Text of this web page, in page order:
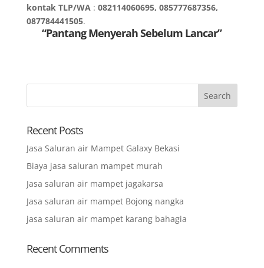
kontak TLP/WA : 082114060695, 085777687356,
087784441505.
“Pantang Menyerah Sebelum Lancar”
Recent Posts
Jasa Saluran air Mampet Galaxy Bekasi
Biaya jasa saluran mampet murah
Jasa saluran air mampet jagakarsa
Jasa saluran air mampet Bojong nangka
jasa saluran air mampet karang bahagia
Recent Comments